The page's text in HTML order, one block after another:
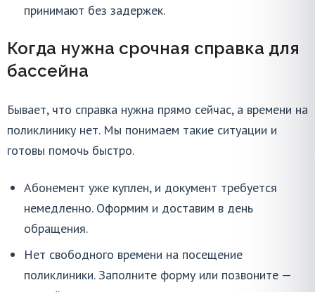
принимают без задержек.
Когда нужна срочная справка для
бассейна
Бывает, что справка нужна прямо сейчас, а времени на
поликлинику нет. Мы понимаем такие ситуации и
готовы помочь быстро.
Абонемент уже куплен, и документ требуется
немедленно. Оформим и доставим в день
обращения.
Нет свободного времени на посещение
поликлиники. Заполните форму или позвоните —